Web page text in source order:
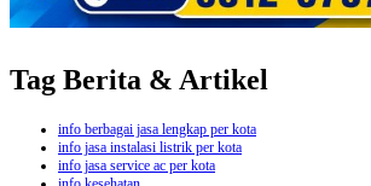
Tag Berita & Artikel
info berbagai jasa lengkap per kota
info jasa instalasi listrik per kota
info jasa service ac per kota